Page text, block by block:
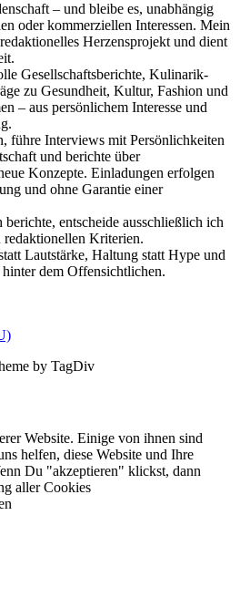
– und bleibe es, unabhängig
oder kommerziellen Interessen. Mein
Herzensprojekt und dient
Gesellschaftsberichte, Kulinarik-
zu Gesundheit, Kultur, Fashion und
– aus persönlichem Interesse und
führe Interviews mit Persönlichkeiten
und berichte über
Konzepte. Einladungen erfolgen
und ohne Garantie einer
entscheide ausschließlich ich
Kriterien.
Lautstärke, Haltung statt Hype und
dem Offensichtlichen.
by TagDiv
Website. Einige von ihnen sind
helfen, diese Website und Ihre
Du "akzeptieren" klickst, dann
aller Cookies